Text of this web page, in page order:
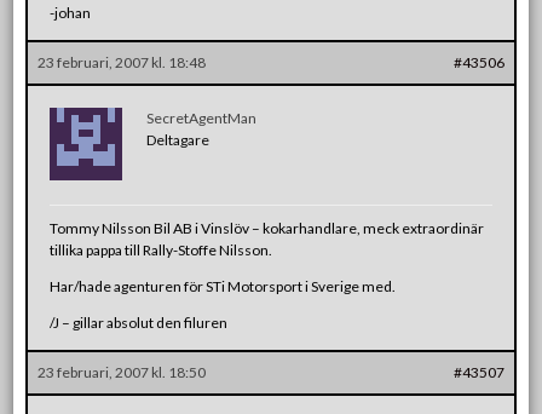
-johan
23 februari, 2007 kl. 18:48 #43506
SecretAgentMan
Deltagare
Tommy Nilsson Bil AB i Vinslöv – kokarhandlare, meck extraordinär
tillika pappa till Rally-Stoffe Nilsson.
Har/hade agenturen för STi Motorsport i Sverige med.
/J – gillar absolut den filuren
23 februari, 2007 kl. 18:50 #43507